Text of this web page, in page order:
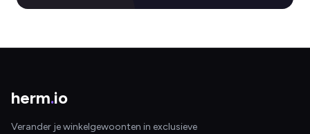
herm.io
Verander je winkelgewoonten in exclusieve